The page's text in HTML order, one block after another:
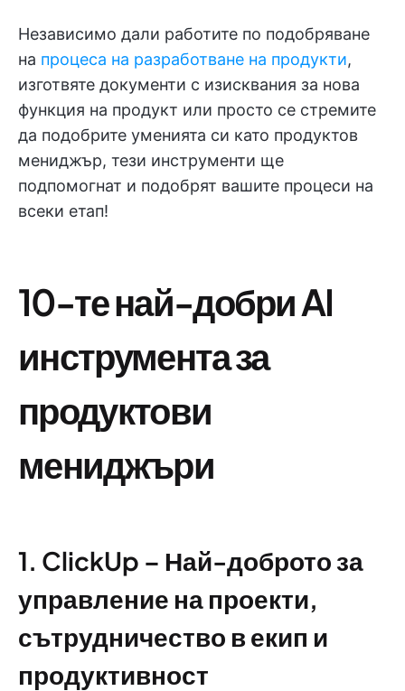
Независимо дали работите по подобряване
на процеса на разработване на продукти,
изготвяте документи с изисквания за нова
функция на продукт или просто се стремите
да подобрите уменията си като продуктов
мениджър, тези инструменти ще
подпомогнат и подобрят вашите процеси на
всеки етап!
10-те най-добри AI
инструмента за
продуктови
мениджъри
1. ClickUp – Най-доброто за
управление на проекти,
сътрудничество в екип и
продуктивност